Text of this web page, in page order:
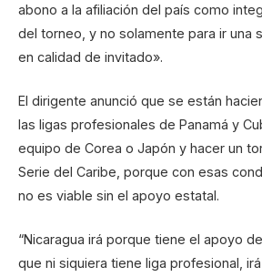
abono a la afiliación del país como
del torneo, y no solamente para ir una
en calidad de invitado».
El dirigente anunció que se están
las ligas profesionales de Panamá y
equipo de Corea o Japón y hacer un
Serie del Caribe, porque con esas
no es viable sin el apoyo estatal.
“Nicaragua irá porque tiene el apoyo
que ni siquiera tiene liga profesional,